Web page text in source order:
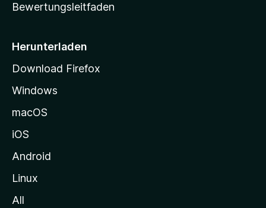
s
i
e
g
e
n
Bewertungsleitfaden
Herunterladen
Download Firefox
Windows
macOS
iOS
Android
Linux
All